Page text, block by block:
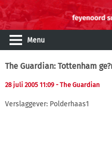
Menu
The Guardian: Tottenham
28 juli 2005 11:09 - The Guardian
Verslaggever: Polderhaas1